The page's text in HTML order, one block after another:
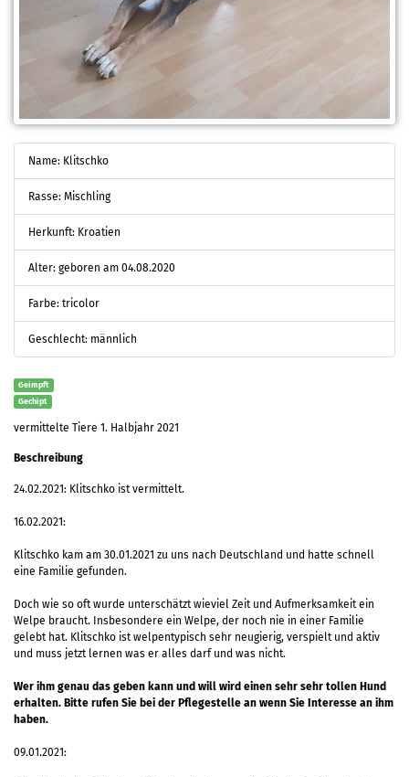
Name: Klitschko
Rasse: Mischling
Herkunft: Kroatien
Alter: geboren am 04.08.2020
Farbe: tricolor
Geschlecht: männlich
Geimpft
Gechipt
vermittelte Tiere 1. Halbjahr 2021
Beschreibung
24.02.2021: Klitschko ist vermittelt.
16.02.2021:
Klitschko kam am 30.01.2021 zu uns nach Deutschland und hatte schnell
eine Familie gefunden.
Doch wie so oft wurde unterschätzt wieviel Zeit und Aufmerksamkeit ein
Welpe braucht. Insbesondere ein Welpe, der noch nie in einer Familie
gelebt hat. Klitschko ist welpentypisch sehr neugierig, verspielt und aktiv
und muss jetzt lernen was er alles darf und was nicht.
Wer ihm genau das geben kann und will wird einen sehr sehr tollen Hund
erhalten. Bitte rufen Sie bei der Pflegestelle an wenn Sie Interesse an ihm
haben.
09.01.2021: